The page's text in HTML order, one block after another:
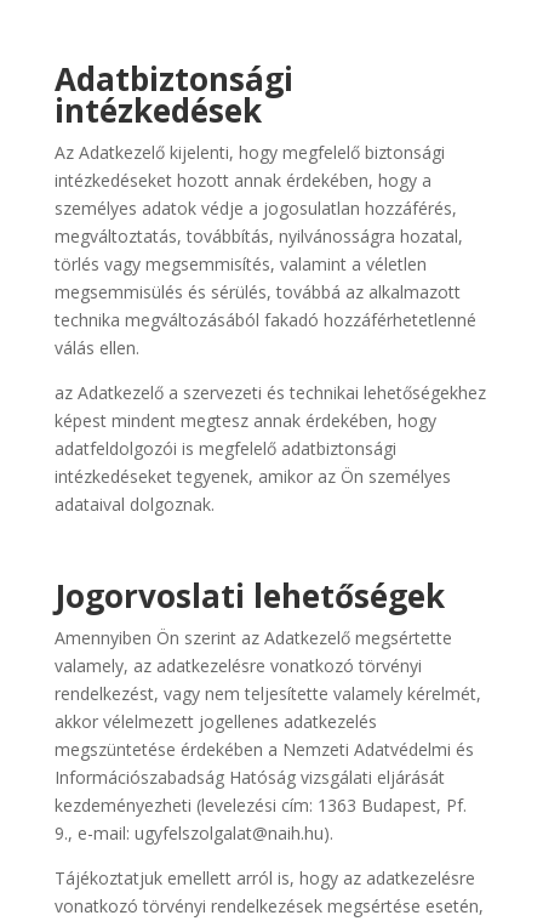
Adatbiztonsági
intézkedések
Az Adatkezelő kijelenti, hogy megfelelő biztonsági
intézkedéseket hozott annak érdekében, hogy a
személyes adatok védje a jogosulatlan hozzáférés,
megváltoztatás, továbbítás, nyilvánosságra hozatal,
törlés vagy megsemmisítés, valamint a véletlen
megsemmisülés és sérülés, továbbá az alkalmazott
technika megváltozásából fakadó hozzáférhetetlenné
válás ellen.
az Adatkezelő a szervezeti és technikai lehetőségekhez
képest mindent megtesz annak érdekében, hogy
adatfeldolgozói is megfelelő adatbiztonsági
intézkedéseket tegyenek, amikor az Ön személyes
adataival dolgoznak.
Jogorvoslati lehetőségek
Amennyiben Ön szerint az Adatkezelő megsértette
valamely, az adatkezelésre vonatkozó törvényi
rendelkezést, vagy nem teljesítette valamely kérelmét,
akkor vélelmezett jogellenes adatkezelés
megszüntetése érdekében a Nemzeti Adatvédelmi és
Információszabadság Hatóság vizsgálati eljárását
kezdeményezheti (levelezési cím: 1363 Budapest, Pf.
9., e-mail: ugyfelszolgalat@naih.hu).
Tájékoztatjuk emellett arról is, hogy az adatkezelésre
vonatkozó törvényi rendelkezések megsértése esetén,